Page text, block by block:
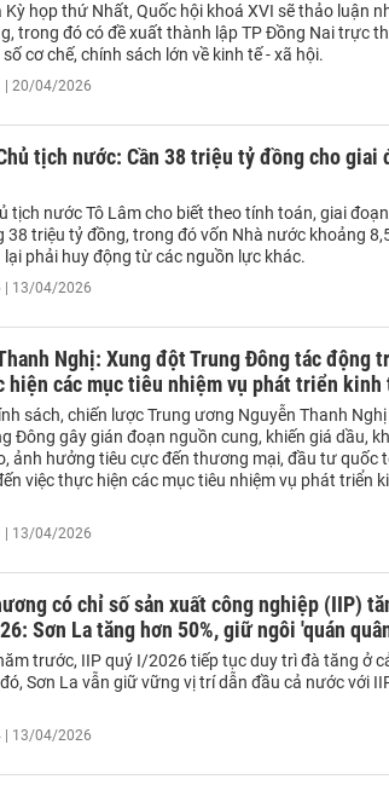
Kỳ họp thứ Nhất, Quốc hội khoá XVI sẽ thảo luận
trong đó có đề xuất thành lập TP Đồng Nai trực
cơ chế, chính sách lớn về kinh tế - xã hội.
| 20/04/2026
tịch nước: Cần 38 triệu tỷ đồng cho giai
tịch nước Tô Lâm cho biết theo tính toán, giai
38 triệu tỷ đồng, trong đó vốn Nhà nước khoảng
lại phải huy động từ các nguồn lực khác.
| 13/04/2026
Nghị: Xung đột Trung Đông tác động
hiện các mục tiêu nhiệm vụ phát triển kinh
sách, chiến lược Trung ương Nguyễn Thanh Nghị
Đông gây gián đoạn nguồn cung, khiến giá dầu,
ảnh hưởng tiêu cực đến thương mại, đầu tư quốc
việc thực hiện các mục tiêu nhiệm vụ phát triển
| 13/04/2026
có chỉ số sản xuất công nghiệp (IIP)
Sơn La tăng hơn 50%, giữ ngôi 'quán
trước, IIP quý I/2026 tiếp tục duy trì đà tăng ở
Sơn La vẫn giữ vững vị trí dẫn đầu cả nước với
| 13/04/2026